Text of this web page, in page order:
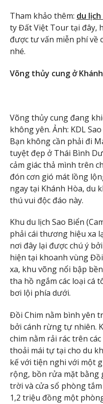
Tham khảo thêm: du
ty Đất Việt Tour tại đây,
được tư vấn miễn phí về
nhé.
Võng thủy cung ở
Võng thủy cung đang
không yên. Ảnh: KDL
Bạn không cần phải đi
tuyệt đẹp ở Thái Bình
cảm giác thả mình trên
đón cơn gió mát lồng
ngay tại Khánh Hòa, du
thú vui độc đáo này.
Khu du lịch Sao Biển
phải cái thương hiệu xa
nơi đây lại được chú ý
hiện tại khoanh vùng
xa, khu võng nổi bập
tha hồ ngắm các loại cá
bơi lội phía dưới.
Đồi Chim nằm bình yên
bởi cánh rừng tự nhiên.
chim nằm rải rác trên
thoải mái tự tại cho du
kế với tiện nghi với một
rộng, bồn rửa mặt bằng
trời và cửa sổ phòng
1,2 triệu đồng một